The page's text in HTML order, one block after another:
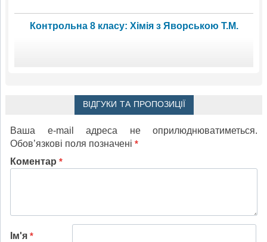
Контрольна 8 класу: Хімія з Яворською Т.М.
ВІДГУКИ ТА ПРОПОЗИЦІЇ
Ваша e-mail адреса не оприлюднюватиметься.
Обов’язкові поля позначені *
Коментар *
Ім'я *